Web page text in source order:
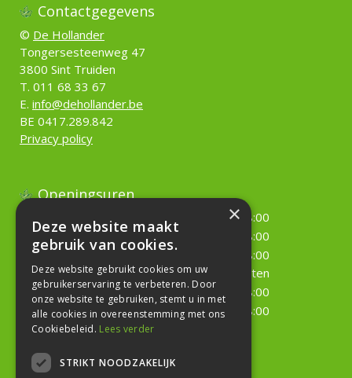
Contactgegevens
© De Hollander
Tongersesteenweg 47
3800 Sint Truiden
T. 011 68 33 67
E. info@dehollander.be
BE 0417.289.842
Privacy policy
Openingsuren
09:00 - 18:00
Dinsdag
09:00 - 18:00
Woensdag
09:00 - 18:00
Donderdag
Gesloten
Vrijdag
09:00 - 18:00
Zaterdag
09:00 - 18:00
×
Deze website maakt
gebruik van cookies.
Deze website gebruikt cookies om uw
gebruikerservaring te verbeteren. Door
onze website te gebruiken, stemt u in met
alle cookies in overeenstemming met ons
Cookiebeleid. Lees verder
STRIKT NOODZAKELIJK